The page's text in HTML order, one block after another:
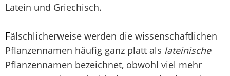
Latein und Griechisch.
Fälschlicherweise werden die wissenschaftlichen
Pflanzennamen häufig ganz platt als lateinische
Pflanzennamen bezeichnet, obwohl viel mehr